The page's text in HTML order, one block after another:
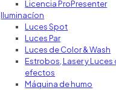
Licencia ProPresenter
Iluminacíon
Luces Spot
Luces Par
Luces de Color & Wash
Estrobos, Laser y Luces
efectos
Máquina de humo